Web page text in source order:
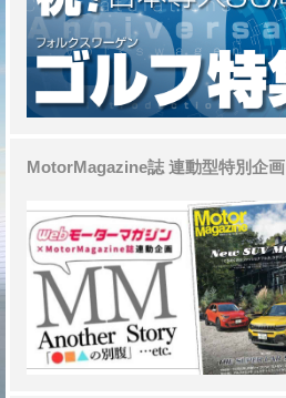
MotorMagazine誌 連動型特別企画